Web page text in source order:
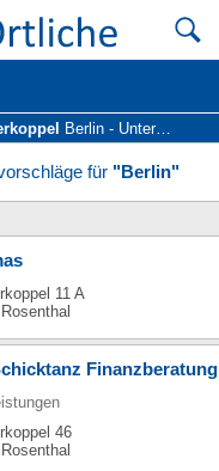
Berlin - Unternehmen und Personen
für "Berlin"
11 A
Finanzberatung
46